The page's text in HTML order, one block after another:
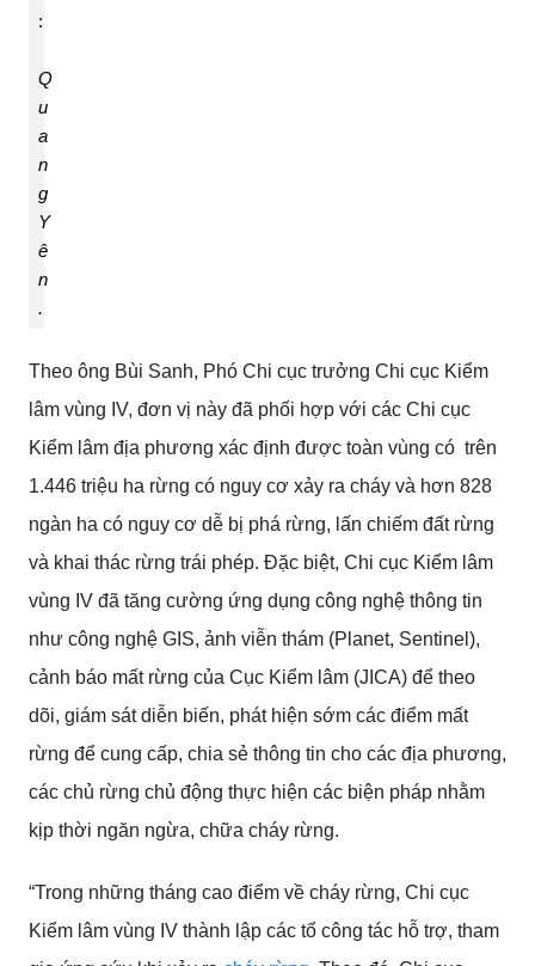
:
Q
u
a
n
g
Y
ê
n
.
Theo ông Bùi Sanh, Phó Chi cục trưởng Chi cục Kiểm
lâm vùng IV, đơn vị này đã phối hợp với các Chi cục
Kiểm lâm địa phương xác định được toàn vùng có trên
1.446 triệu ha rừng có nguy cơ xảy ra cháy và hơn 828
ngàn ha có nguy cơ dễ bị phá rừng, lấn chiếm đất rừng
và khai thác rừng trái phép. Đặc biệt, Chi cục Kiểm lâm
vùng IV đã tăng cường ứng dụng công nghệ thông tin
như công nghệ GIS, ảnh viễn thám (Planet, Sentinel),
cảnh báo mất rừng của Cục Kiểm lâm (JICA) để theo
dõi, giám sát diễn biến, phát hiện sớm các điểm mất
rừng để cung cấp, chia sẻ thông tin cho các địa phương,
các chủ rừng chủ động thực hiện các biện pháp nhằm
kịp thời ngăn ngừa, chữa cháy rừng.
“Trong những tháng cao điểm về cháy rừng, Chi cục
Kiểm lâm vùng IV thành lập các tổ công tác hỗ trợ, tham